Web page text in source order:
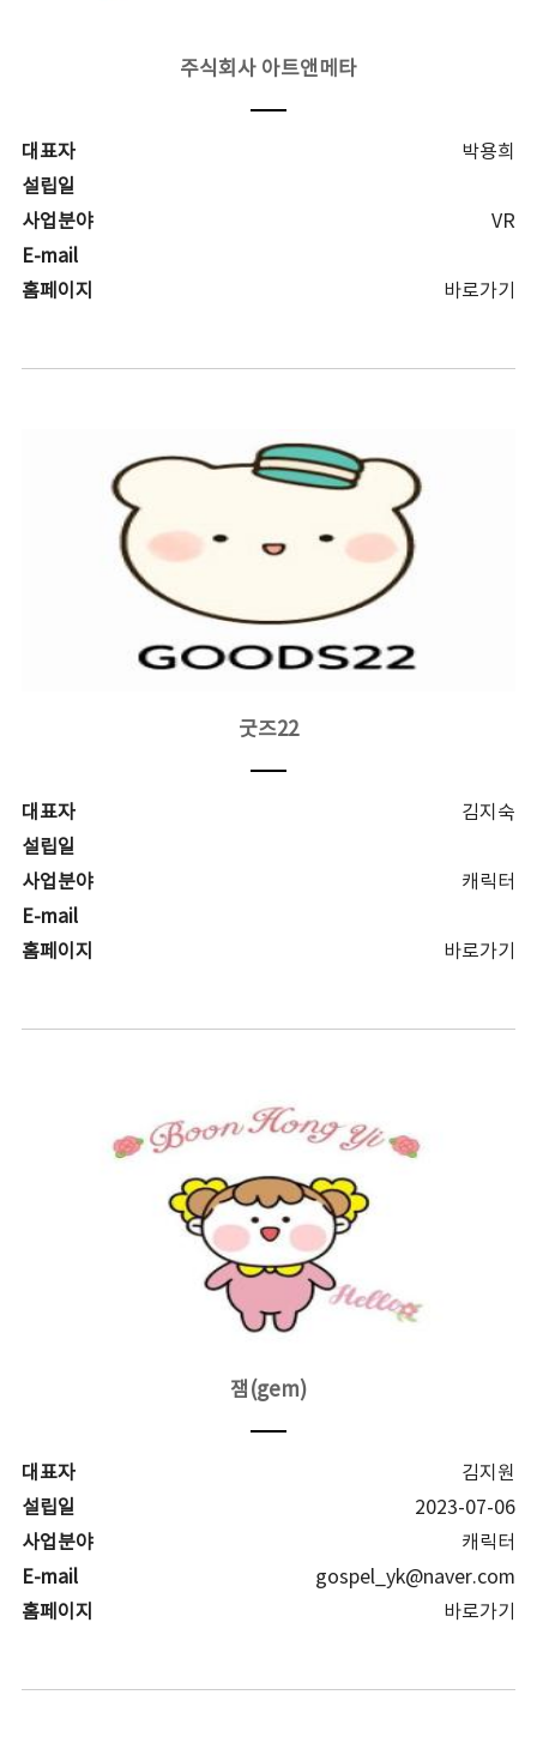
주식회사 아트앤메타
대표자
박용희
설립일
사업분야
VR
E-mail
홈페이지
바로가기
굿즈22
대표자
김지숙
설립일
사업분야
캐릭터
E-mail
홈페이지
바로가기
잼(gem)
대표자
김지원
설립일
2023-07-06
사업분야
캐릭터
E-mail
gospel_yk@naver.com
홈페이지
바로가기